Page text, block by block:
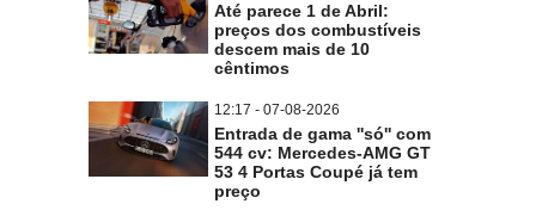
Até parece 1 de Abril:
preços dos combustíveis
descem mais de 10
cêntimos
12:17 - 07-08-2026
Entrada de gama ''só'' com
544 cv: Mercedes-AMG GT
53 4 Portas Coupé já tem
preço